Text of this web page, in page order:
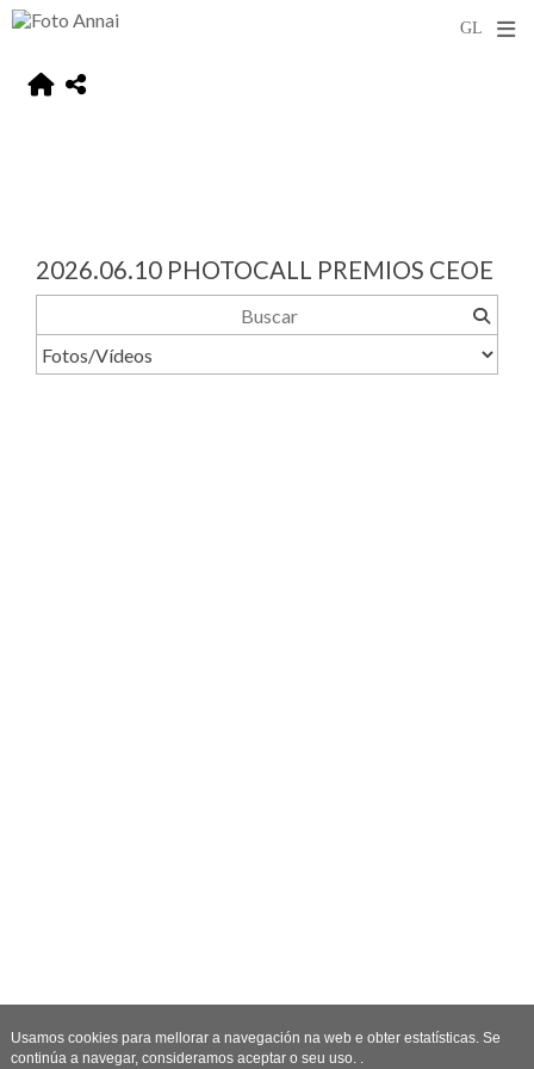
2026.06.10 PHOTOCALL PREMIOS CEOE
Usamos cookies para mellorar a navegación na web e obter estatísticas. Se
continúa a navegar, consideramos aceptar o seu uso. .